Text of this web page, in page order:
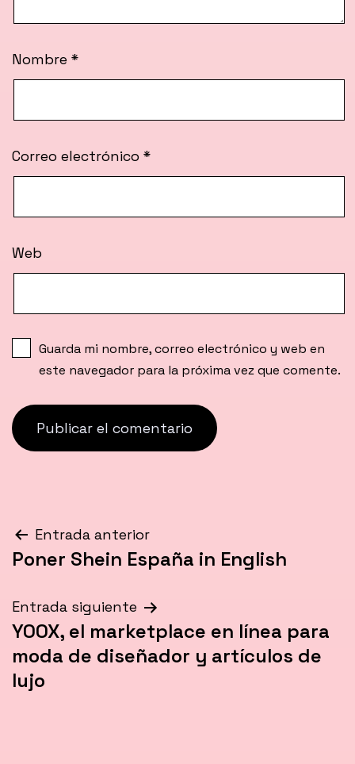
Nombre *
Correo electrónico *
Web
Guarda mi nombre, correo electrónico y web en
este navegador para la próxima vez que comente.
Navegación
de
entradas
Entrada anterior
Poner Shein España in English
Entrada siguiente
YOOX, el marketplace en línea para
moda de diseñador y artículos de
lujo